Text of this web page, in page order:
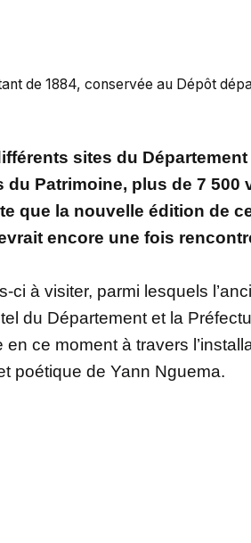
de 1884, conservée au Dépôt
sites du
Patrimoine, plus de 7 500
que la nouvelle édition de
encore une fois
ci à visiter, parmi lesquels
du Département et la
ce moment à travers
poétique de Yann Nguema.